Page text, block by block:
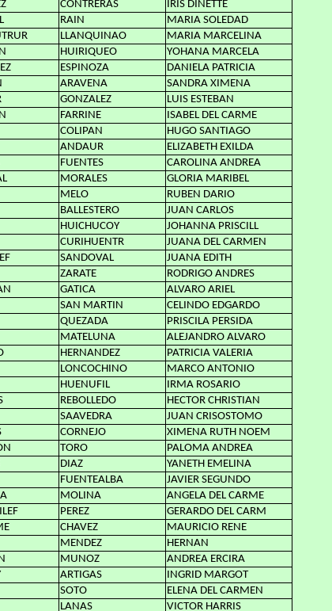
CONTRERAS
IRIS DINETTE
RAIN
MARIA SOLEDAD
LLANQUINAO
MARIA MARCELINA
HUIRIQUEO
YOHANA MARCELA
ESPINOZA
DANIELA PATRICIA
ARAVENA
SANDRA XIMENA
GONZALEZ
LUIS ESTEBAN
FARRINE
ISABEL DEL CARME
COLIPAN
HUGO SANTIAGO
ANDAUR
ELIZABETH EXILDA
FUENTES
CAROLINA ANDREA
MORALES
GLORIA MARIBEL
MELO
RUBEN DARIO
BALLESTERO
JUAN CARLOS
HUICHUCOY
JOHANNA PRISCILL
CURIHUENTR
JUANA DEL CARMEN
SANDOVAL
JUANA EDITH
ZARATE
RODRIGO ANDRES
GATICA
ALVARO ARIEL
SAN MARTIN
CELINDO EDGARDO
QUEZADA
PRISCILA PERSIDA
MATELUNA
ALEJANDRO ALVARO
HERNANDEZ
PATRICIA VALERIA
LONCOCHINO
MARCO ANTONIO
HUENUFIL
IRMA ROSARIO
REBOLLEDO
HECTOR CHRISTIAN
SAAVEDRA
JUAN CRISOSTOMO
CORNEJO
XIMENA RUTH NOEM
TORO
PALOMA ANDREA
DIAZ
YANETH EMELINA
FUENTEALBA
JAVIER SEGUNDO
MOLINA
ANGELA DEL CARME
PEREZ
GERARDO DEL CARM
CHAVEZ
MAURICIO RENE
MENDEZ
HERNAN
MUNOZ
ANDREA ERCIRA
ARTIGAS
INGRID MARGOT
SOTO
ELENA DEL CARMEN
LANAS VICTOR HARRIS